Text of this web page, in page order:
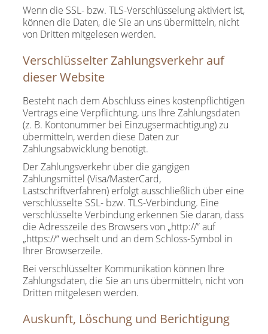
Wenn die SSL- bzw. TLS-Verschlüsselung aktiviert ist,
können die Daten, die Sie an uns übermitteln, nicht
von Dritten mitgelesen werden.
Verschlüsselter Zahlungsverkehr auf
dieser Website
Besteht nach dem Abschluss eines kostenpflichtigen
Vertrags eine Verpflichtung, uns Ihre Zahlungsdaten
(z. B. Kontonummer bei Einzugsermächtigung) zu
übermitteln, werden diese Daten zur
Zahlungsabwicklung benötigt.
Der Zahlungsverkehr über die gängigen
Zahlungsmittel (Visa/MasterCard,
Lastschriftverfahren) erfolgt ausschließlich über eine
verschlüsselte SSL- bzw. TLS-Verbindung. Eine
verschlüsselte Verbindung erkennen Sie daran, dass
die Adresszeile des Browsers von „http://“ auf
„https://“ wechselt und an dem Schloss-Symbol in
Ihrer Browserzeile.
Bei verschlüsselter Kommunikation können Ihre
Zahlungsdaten, die Sie an uns übermitteln, nicht von
Dritten mitgelesen werden.
Auskunft, Löschung und Berichtigung